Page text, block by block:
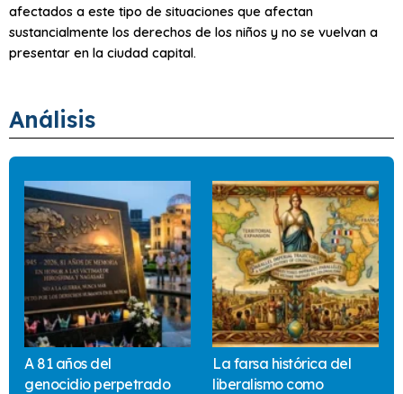
afectados a este tipo de situaciones que afectan
sustancialmente los derechos de los niños y no se vuelvan a
presentar en la ciudad capital.
Análisis
A 81 años del
genocidio perpetrado
La farsa histórica del
liberalismo como